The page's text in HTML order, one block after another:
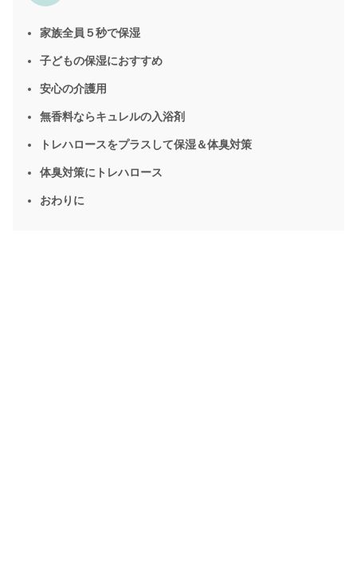
家族全員５秒で保湿
子どもの保湿におすすめ
安心の介護用
無香料ならキュレルの入浴剤
トレハロースをプラスして保湿＆体臭対策
体臭対策にトレハロース
おわりに